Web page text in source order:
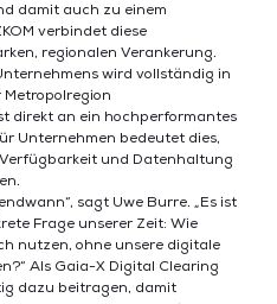
damit auch zu einem
verbindet diese
regionalen Verankerung.
wird vollständig in
direkt an ein hochperformantes
Unternehmen bedeutet dies,
und Datenhaltung
sagt Uwe Burre. „Es ist
Frage unserer Zeit: Wie
nutzen, ohne unsere digitale
Als Gaia-X Digital Clearing
dazu beitragen, damit